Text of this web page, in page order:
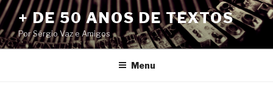
Pular
para
o
conteúdo
+ DE 50 ANOS DE TEXTOS
Por Sérgio Vaz e Amigos
Menu